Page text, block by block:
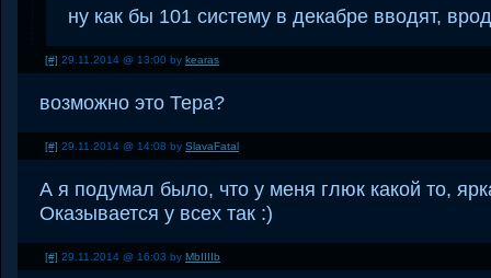
ну как бы 101 систему в декабре вводят,
[#] 29.11.2014 @ 13:00 by kearas
возможно это Тера?
[#] 29.11.2014 @ 14:08 by SlavaFatal
А я подумал было, что у меня глюк какой то,
Оказывается у всех так :)
[#] 29.11.2014 @ 16:03 by MbIIIIb